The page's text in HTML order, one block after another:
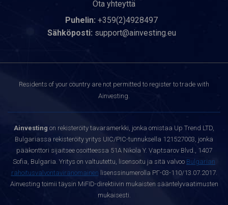
Ota yhteyttä
Puhelin: +359(2)4928497
Sähköposti: support@ainvesting.eu
Residents of your country are not permitted to register to trade with
Ainvesting.
Ainvesting on rekisteröity tavaramerkki, jonka omistaa Up Trend LTD,
Bulgariassa rekisteröity yritys UIC/PIC-tunnuksella 121527003, jonka
pääkonttori sijaitsee osoitteessa 51A Nikola Y. Vaptsarov Blvd., 1407
Sofia, Bulgaria. Yritys on valtuutettu, lisensoitu ja sitä valvoo Bulgarian
rahoitusvalvontaviranomainen lisenssinumerolla РГ-03-110/13.07.2017.
Ainvesting toimii täysin MiFID-direktiivin mukaisten sääntelyvaatimusten
mukaisesti.